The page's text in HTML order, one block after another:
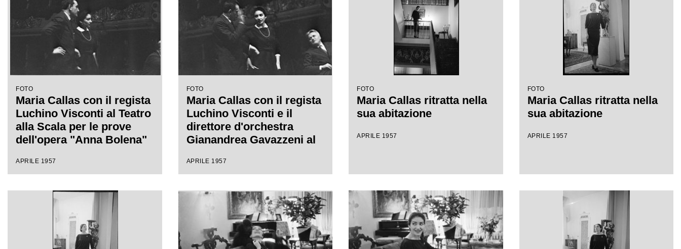
FOTO
Maria Callas con il regista
Luchino Visconti al Teatro
alla Scala per le prove
dell'opera "Anna Bolena"
APRILE 1957
FOTO
Maria Callas con il regista
Luchino Visconti e il
direttore d'orchestra
Gianandrea Gavazzeni al
prove dell'opera "Anna
APRILE 1957
FOTO
Maria Callas ritratta nella
sua abitazione
APRILE 1957
FOTO
Maria Callas ritratta nella
sua abitazione
APRILE 1957